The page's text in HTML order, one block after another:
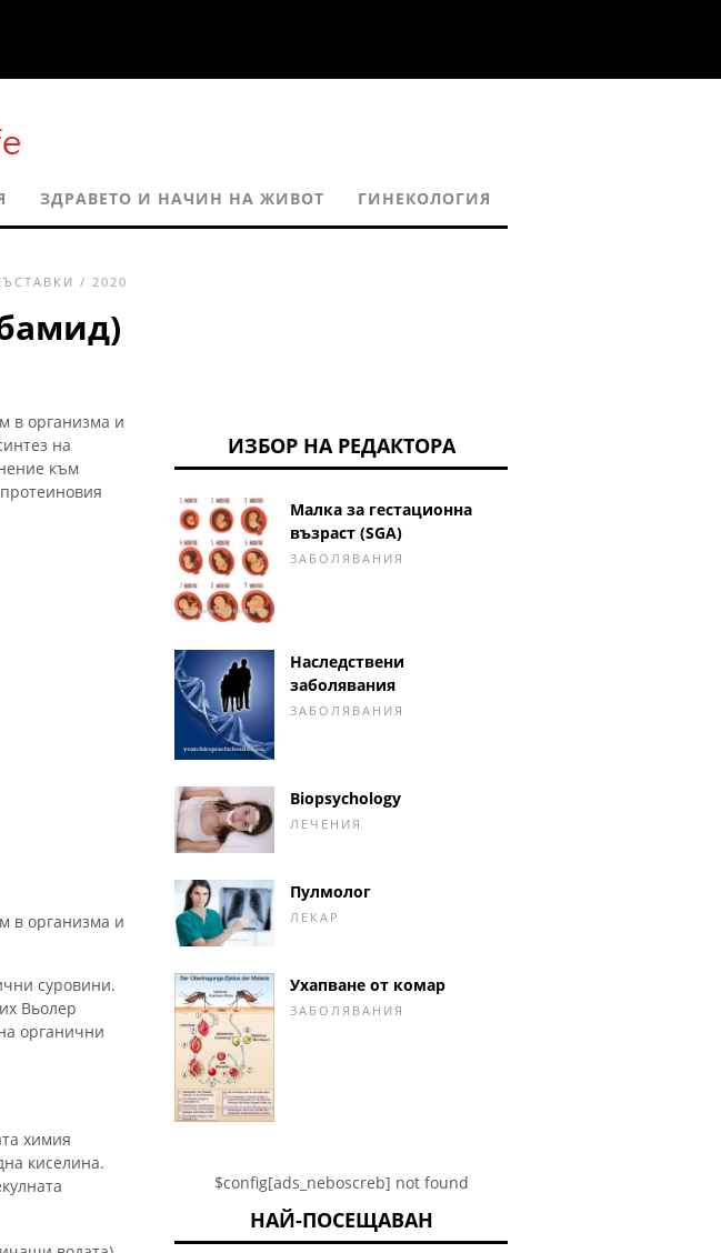
ЗДРАВЕТО И НАЧИН НА ЖИВОТ ГИНЕКОЛОГИЯ
/ 2020
в организма и
на
към
в организма и
суровини.
Вьолер
органични
химия
киселина.
ИЗБОР НА РЕДАКТОРА
Малка за гестационна
възраст (SGA)
ЗАБОЛЯВАНИЯ
Наследствени
заболявания
ЗАБОЛЯВАНИЯ
Biopsychology
ЛЕЧЕНИЯ
Пулмолог
ЛЕКАР
Ухапване от комар
ЗАБОЛЯВАНИЯ
$config[ads_neboscreb] not found
НАЙ-ПОСЕЩАВАН